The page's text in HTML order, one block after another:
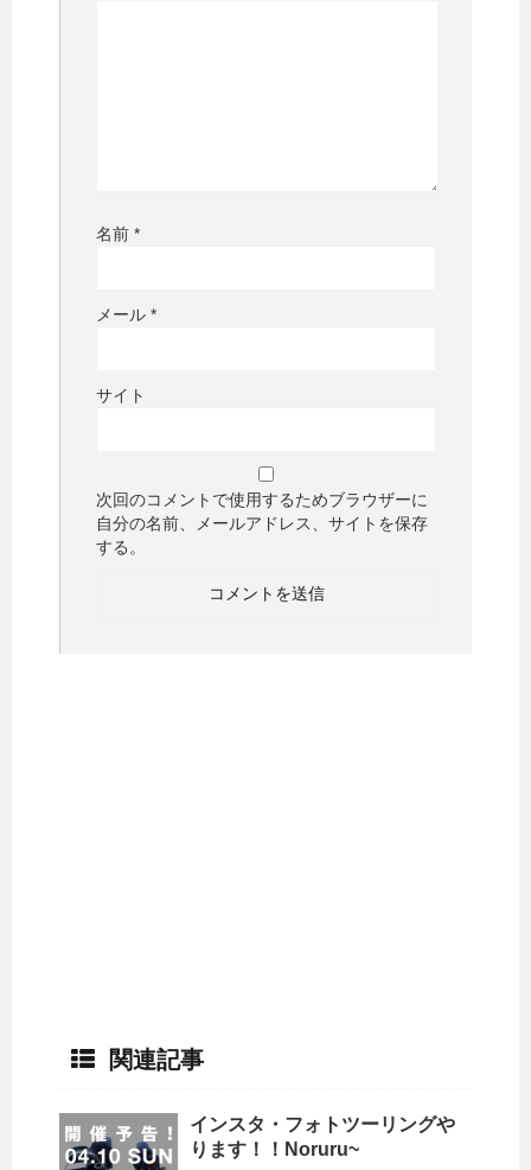
名前 *
メール *
サイト
次回のコメントで使用するためブラウザーに
自分の名前、メールアドレス、サイトを保存
する。
関連記事
インスタ・フォトツーリングや
ります！！Noruru~